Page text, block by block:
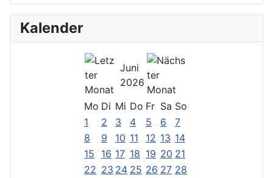
Kalender
Juni
2026
Mo Di Mi Do Fr Sa So
1
2 3 4 5 6
7
8
9 10 11 12 13 14
15
16 17 18 19 20 21
22 23 24 25 26 27 28